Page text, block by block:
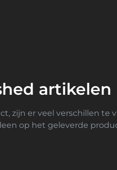
artikelen
zijn er veel verschillen te
op het geleverde